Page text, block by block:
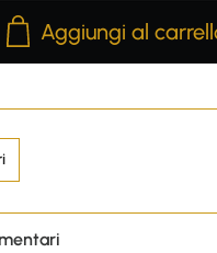
Enter
Aggiungi al